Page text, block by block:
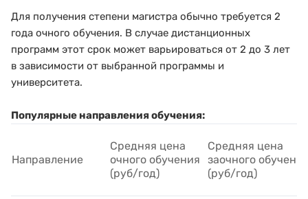
Для получения степени магистра обычно требуется 2
года очного обучения. В случае дистанционных
программ этот срок может варьироваться от 2 до 3 лет
в зависимости от выбранной программы и
университета.
Популярные направления обучения:
Направление
Средняя цена
очного обучения
(руб/год)
Средняя цена
заочного
(руб/год)